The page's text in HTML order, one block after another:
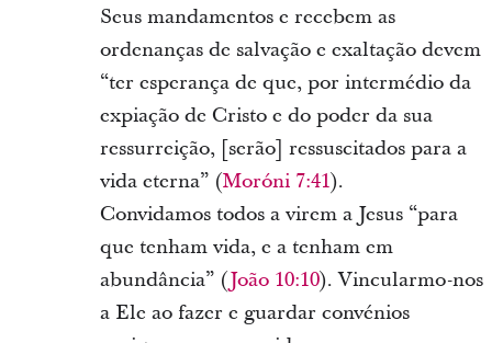
Seus mandamentos e recebem as
ordenanças de salvação e exaltação devem
“ter esperança de que, por intermédio da
expiação de Cristo e do poder da sua
ressurreição, [serão] ressuscitados para a
vida eterna” (Moróni 7:41).
Convidamos todos a virem a Jesus “para
que tenham vida, e a tenham em
abundância” (João 10:10). Vincularmo-nos
a Ele ao fazer e guardar convénios